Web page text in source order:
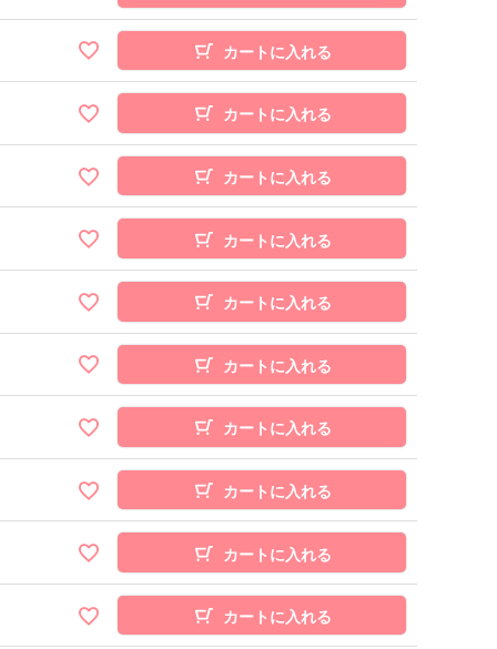
カートに入れる
カートに入れる
カートに入れる
カートに入れる
カートに入れる
カートに入れる
カートに入れる
カートに入れる
カートに入れる
カートに入れる